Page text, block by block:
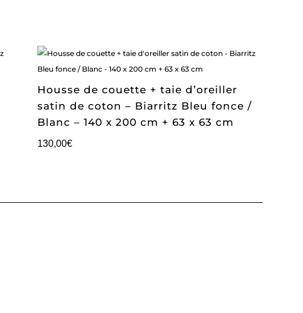
Housse de couette + taie d’oreiller
satin de coton – Biarritz Bleu fonce /
Blanc – 140 x 200 cm + 63 x 63 cm
130,00€